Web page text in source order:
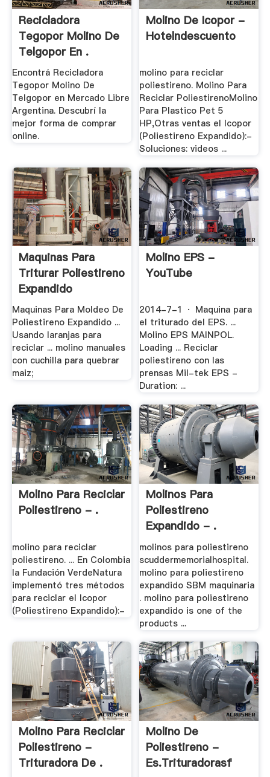
Recicladora
Tegopor Molino De
Telgopor En .
Encontrá Recicladora
Tegopor Molino De
Telgopor en Mercado Libre
Argentina. Descubrí la
mejor forma de comprar
online.
Molino De Icopor -
Hotelndescuento
molino para reciclar
poliestireno. Molino Para
Reciclar PoliestirenoMolino
Para Plastico Pet 5
HP,Otras ventas el Icopor
(Poliestireno Expandido):-
Soluciones: videos ...
Maquinas Para
Triturar Poliestireno
Expandido
Maquinas Para Moldeo De
Poliestireno Expandido ...
Usando laranjas para
reciclar ... molino manuales
con cuchilla para quebrar
maiz;
Molino EPS -
YouTube
2014-7-1 · Maquina para
el triturado del EPS. ...
Molino EPS MAINPOL.
Loading ... Reciclar
poliestireno con las
prensas Mil-tek EPS -
Duration: ...
Molino Para Reciclar
Poliestireno - .
molino para reciclar
poliestireno. ... En Colombia
la Fundación VerdeNatura
implementó tres métodos
para reciclar el Icopor
(Poliestireno Expandido):-
Molinos Para
Poliestireno
Expandido - .
molinos para poliestireno
scuddermemorialhospital.
molino para poliestireno
expandido SBM maquinaria
. molino para poliestireno
expandido is one of the
products ...
Molino Para Reciclar
Poliestireno -
Trituradora De .
Molino De
Poliestireno -
Es.trituradorasf